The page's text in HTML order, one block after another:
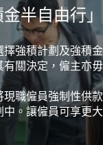
半自由行」
強積計劃及強積
關決定，僱主亦
職僱員強制性供
。讓僱員可享更